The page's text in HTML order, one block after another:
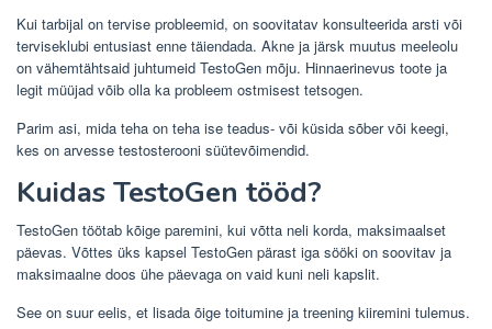
Kui tarbijal on tervise probleemid, on soovitatav konsulteerida arsti või
terviseklubi entusiast enne täiendada. Akne ja järsk muutus meeleolu
on vähemtähtsaid juhtumeid TestoGen mõju. Hinnaerinevus toote ja
legit müüjad võib olla ka probleem ostmisest tetsogen.
Parim asi, mida teha on teha ise teadus- või küsida sõber või keegi,
kes on arvesse testosterooni süütevõimendid.
Kuidas TestoGen tööd?
TestoGen töötab kõige paremini, kui võtta neli korda, maksimaalset
päevas. Võttes üks kapsel TestoGen pärast iga sööki on soovitav ja
maksimaalne doos ühe päevaga on vaid kuni neli kapslit.
See on suur eelis, et lisada õige toitumine ja treening kiiremini tulemus.